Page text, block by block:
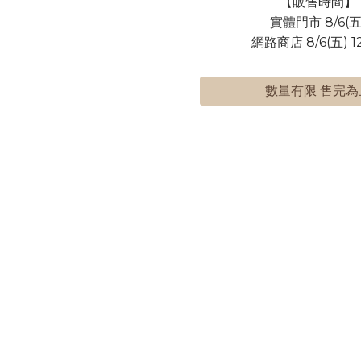
實體門市 8/6(
網路商店 8/6(五)
數量有限 售完為